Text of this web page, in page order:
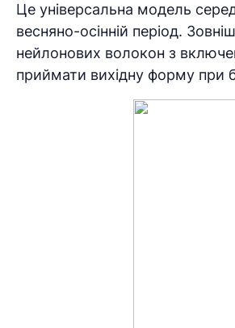
Це універсальна модель
весняно-осінній період.
нейлонових волокон з
приймати вихідну форму при